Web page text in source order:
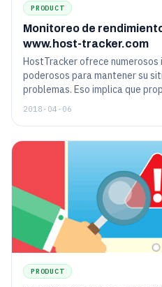
PRODUCT
Monitoreo de
www.host-tracker.com
HostTracker ofrece
poderosos para mantener su
problemas. Eso implica que
de los parámetros de recursos
debería adoptarla.
2018-04-06
PRODUCT